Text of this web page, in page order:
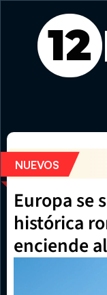
12
Jonathan
NUEVOS
Europa se
histórica
enciende